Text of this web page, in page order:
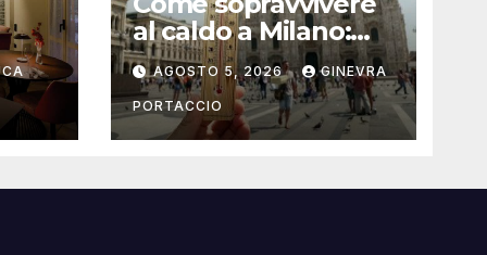
al caldo a Milano:
consigli pratici
AGOSTO 5, 2026 GINEVRA
PORTACCIO